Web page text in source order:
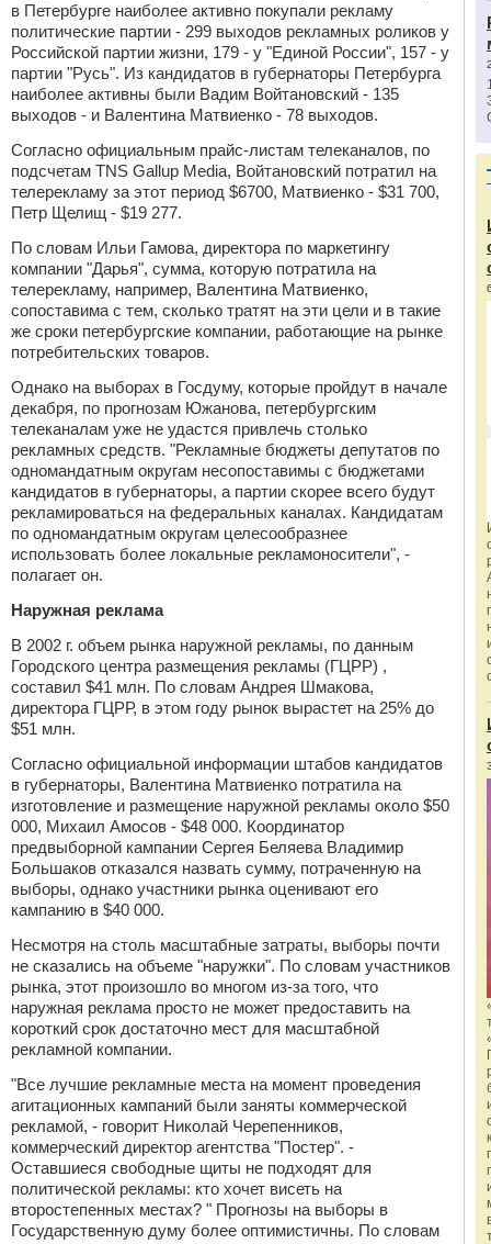
в Петербурге наиболее активно покупали рекламу
политические партии - 299 выходов рекламных роликов у
Российской партии жизни, 179 - у "Единой России", 157 - у
партии "Русь". Из кандидатов в губернаторы Петербурга
наиболее активны были Вадим Войтановский - 135
выходов - и Валентина Матвиенко - 78 выходов.
Согласно официальным прайс-листам телеканалов, по
подсчетам TNS Gallup Media, Войтановский потратил на
телерекламу за этот период $6700, Матвиенко - $31 700,
Петр Щелищ - $19 277.
По словам Ильи Гамова, директора по маркетингу
компании "Дарья", сумма, которую потратила на
телерекламу, например, Валентина Матвиенко,
сопоставима с тем, сколько тратят на эти цели и в такие
же сроки петербургские компании, работающие на рынке
потребительских товаров.
Однако на выборах в Госдуму, которые пройдут в начале
декабря, по прогнозам Южанова, петербургским
телеканалам уже не удастся привлечь столько
рекламных средств. "Рекламные бюджеты депутатов по
одномандатным округам несопоставимы с бюджетами
кандидатов в губернаторы, а партии скорее всего будут
рекламироваться на федеральных каналах. Кандидатам
по одномандатным округам целесообразнее
использовать более локальные рекламоносители", -
полагает он.
Наружная реклама
В 2002 г. объем рынка наружной рекламы, по данным
Городского центра размещения рекламы (ГЦРР) ,
составил $41 млн. По словам Андрея Шмакова,
директора ГЦРР, в этом году рынок вырастет на 25% до
$51 млн.
Согласно официальной информации штабов кандидатов
в губернаторы, Валентина Матвиенко потратила на
изготовление и размещение наружной рекламы около $50
000, Михаил Амосов - $48 000. Координатор
предвыборной кампании Сергея Беляева Владимир
Большаков отказался назвать сумму, потраченную на
выборы, однако участники рынка оценивают его
кампанию в $40 000.
Несмотря на столь масштабные затраты, выборы почти
не сказались на объеме "наружки". По словам участников
рынка, этот произошло во многом из-за того, что
наружная реклама просто не может предоставить на
короткий срок достаточно мест для масштабной
рекламной компании.
"Все лучшие рекламные места на момент проведения
агитационных кампаний были заняты коммерческой
рекламой, - говорит Николай Черепенников,
коммерческий директор агентства "Постер". -
Оставшиеся свободные щиты не подходят для
политической рекламы: кто хочет висеть на
второстепенных местах? " Прогнозы на выборы в
Государственную думу более оптимистичны. По словам